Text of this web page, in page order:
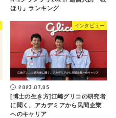
ほり」ランキング
インタビュー
2023.07.05
[博士の生き方]江崎グリコの研究者
に聞く、アカデミアから民間企業
へのキャリア